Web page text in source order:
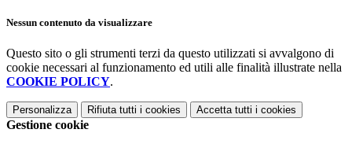
Nessun contenuto da visualizzare
Questo sito o gli strumenti terzi da questo utilizzati si avvalgono di
cookie necessari al funzionamento ed utili alle finalità illustrate nella
COOKIE POLICY.
Personalizza Rifiuta tutti i cookies Accetta tutti i cookies
Gestione cookie